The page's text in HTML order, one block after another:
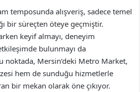
temposunda alışveriş, sadece temel
bir süreçten öteye geçmiştir.
keyif almayı, deneyim
bulunmayı da
noktada, Mersin’deki Metro Market,
hem de sunduğu hizmetlerle
bir mekan olarak öne çıkıyor.